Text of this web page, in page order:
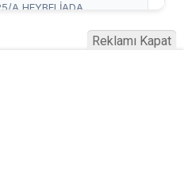
Reklamı Kapat